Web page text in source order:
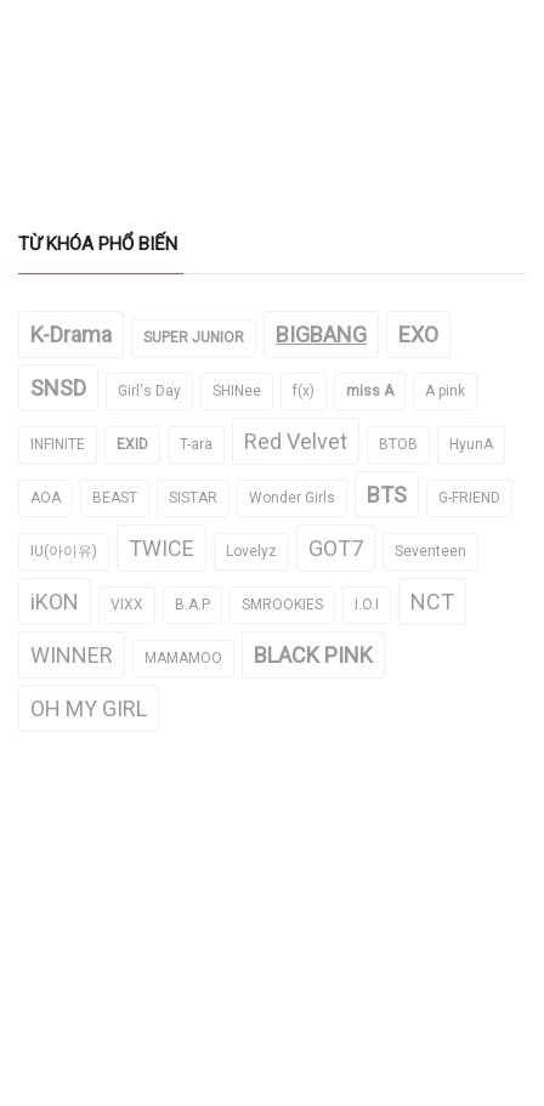
TỪ KHÓA PHỔ BIẾN
K-Drama SUPER JUNIOR BIGBANG EXO
SNSD Girl's Day SHINee f(x) miss A A pink
INFINITE EXID T-ara Red Velvet BTOB HyunA
AOA BEAST SISTAR Wonder Girls BTS G-FRIEND
IU(아이유) TWICE Lovelyz GOT7 Seventeen
iKON VIXX B.A.P SMROOKIES I.O.I NCT
WINNER MAMAMOO BLACK PINK
OH MY GIRL